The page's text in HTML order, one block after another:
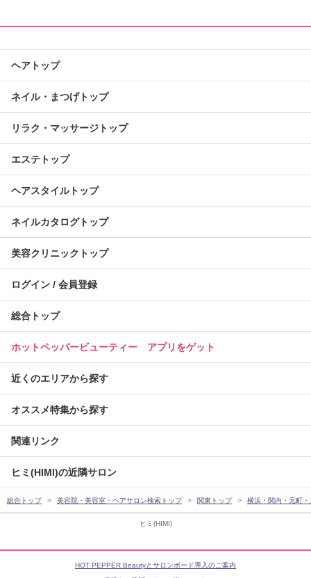
ヒミ(HIMI)
ヘアトップ
ネイル・まつげトップ
リラク・マッサージトップ
エステトップ
ヘアスタイルトップ
ネイルカタログトップ
美容クリニックトップ
ログイン / 会員登録
総合トップ
ホットペッパービューティー アプリをゲット
近くのエリアから探す
オススメ特集から探す
関連リンク
ヒミ(HIMI)の近隣サロン
総合トップ 美容院・美容室・ヘアサロン検索トップ 関東トップ 横浜・関内・元町
HOT PEPPER Beautyとサロンボード導入のご案内